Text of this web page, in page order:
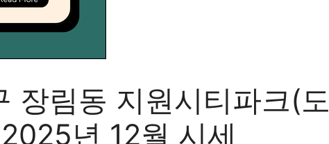
장림동 지원시티파크(도
년 12월 시세